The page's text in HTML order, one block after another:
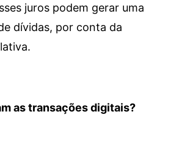
juros podem gerar uma
dívidas, por conta da
as transações digitais?